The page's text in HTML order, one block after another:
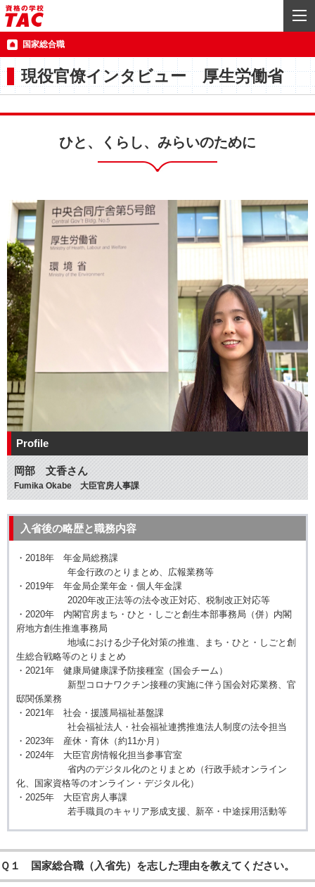
国家総合職
現役官僚インタビュー 厚生労働省
ひと、くらし、みらいのために
Profile
岡部 文香さん
Fumika Okabe 大臣官房人事課
入省後の略歴と職務内容
・2018年 年金局総務課
年金行政のとりまとめ、広報業務等
・2019年 年金局企業年金・個人年金課
2020年改正法等の法令改正対応、税制改正対応等
・2020年 内閣官房まち・ひと・しごと創生本部事務局（併）内閣
府地方創生推進事務局
地域における少子化対策の推進、まち・ひと・しごと創
生総合戦略等のとりまとめ
・2021年 健康局健康課予防接種室（国会チーム）
新型コロナワクチン接種の実施に伴う国会対応業務、官
邸関係業務
・2021年 社会・援護局福祉基盤課
社会福祉法人・社会福祉連携推進法人制度の法令担当
・2023年 産休・育休（約11か月）
・2024年 大臣官房情報化担当参事官室
省内のデジタル化のとりまとめ（行政手続オンライン
化、国家資格等のオンライン・デジタル化）
・2025年 大臣官房人事課
若手職員のキャリア形成支援、新卒・中途採用活動等
Ｑ１ 国家総合職（入省先）を志した理由を教えてください。